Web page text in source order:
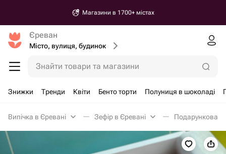
Магазини в 1700+ містах
Єреван
Місто, вулиця, будинок
Знайти товари та магазини
Знижки Тренди Квіти Бенто торти Полуниця в шоколаді
Випічка в Єревані Зефір в Єревані Подарункова